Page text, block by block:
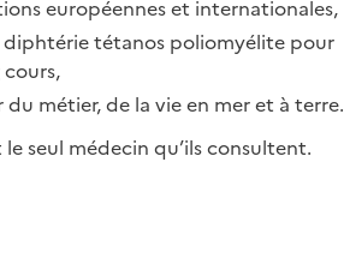
européennes et internationales,
tétanos poliomyélite pour
métier, de la vie en mer et à terre.
seul médecin qu’ils consultent.